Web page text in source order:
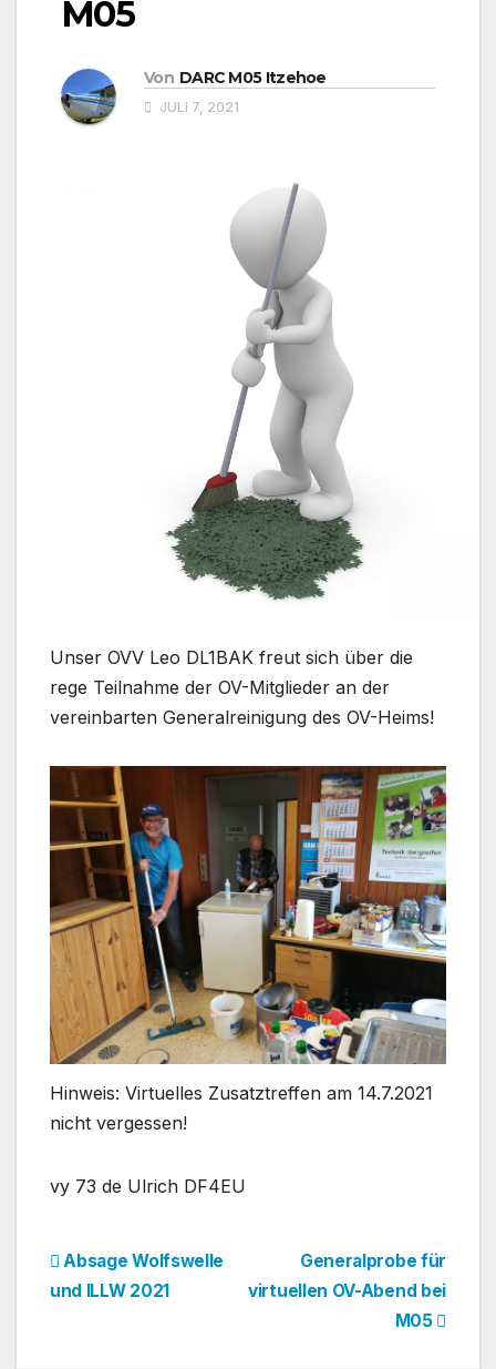
M05
Von DARC M05 Itzehoe
JULI 7, 2021
Unser OVV Leo DL1BAK freut sich über die
rege Teilnahme der OV-Mitglieder an der
vereinbarten Generalreinigung des OV-Heims!
Hinweis: Virtuelles Zusatztreffen am 14.7.2021
nicht vergessen!
vy 73 de Ulrich DF4EU
BeitragsnavigationGeneralprobe für
virtuellen OV-Abend bei
M05
Absage Wolfswelle
und ILLW 2021